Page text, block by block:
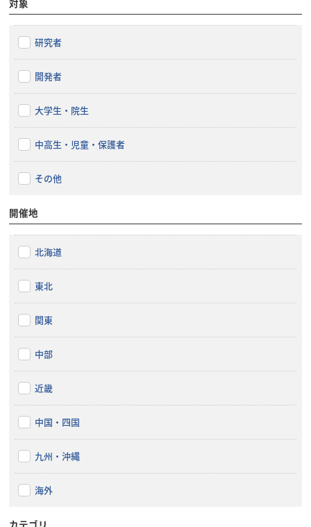
研究者
開発者
大学生・院生
中高生・児童・保護者
その他
開催地
北海道
東北
関東
中部
近畿
中国・四国
九州・沖縄
海外
カテゴリ